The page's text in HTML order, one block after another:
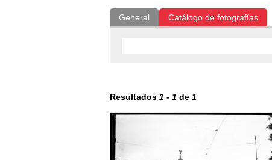
General Catálogo de fotografías
Resultados 1 - 1 de 1